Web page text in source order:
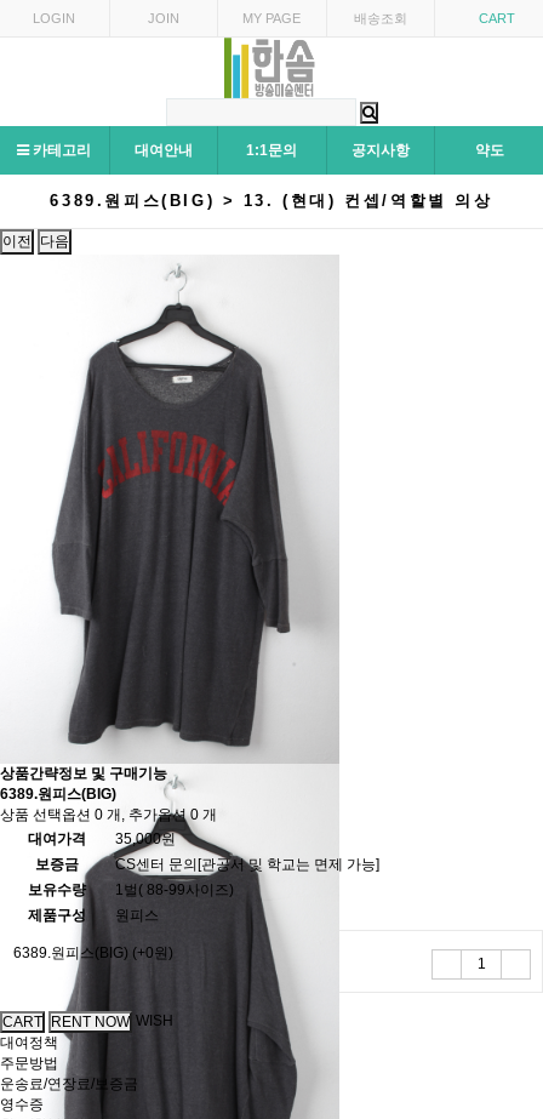
LOGIN JOIN MY PAGE 배송조회 CART
카테고리 대여안내 1:1문의 공지사항 약도
6389.원피스(BIG) > 13. (현대) 컨셉/역할별 의상
이전 다음
상품간략정보 및 구매기능
6389.원피스(BIG)
상품 선택옵션 0 개, 추가옵션 0 개
대여가격
35,000원
보증금
CS센터 문의[관공서 및 학교는 면제 가능]
보유수량
1벌( 88-99사이즈)
제품구성
원피스
6389.원피스(BIG) (+0원)
WISH
대여정책
주문방법
운송료/연장료/보증금
영수증